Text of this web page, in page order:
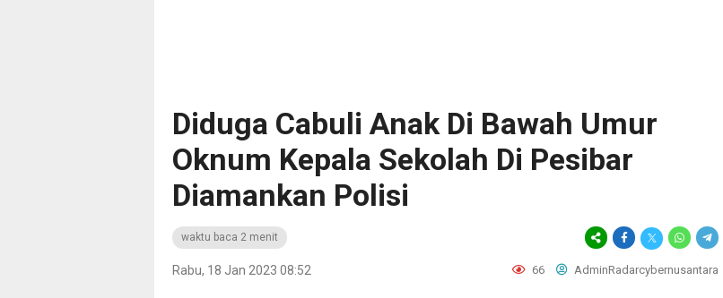
Diduga Cabuli Anak Di Bawah Umur
Oknum Kepala Sekolah Di Pesibar
Diamankan Polisi
waktu baca 2 menit
Rabu, 18 Jan 2023 08:52 66 AdminRadarcybernusantara